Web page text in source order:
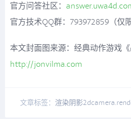
官方问答社区：
官方技术QQ群：793972859（仅
本文封面图来源：经典动作游戏《
http://jonvilma.com
文章标签： 渲染阴影2d